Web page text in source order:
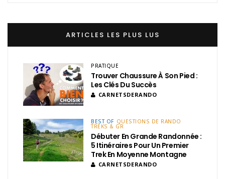
ARTICLES LES PLUS LUS
PRATIQUE
Trouver Chaussure À Son Pied :
Les Clés Du Succès
CARNETSDERANDO
BEST OF QUESTIONS DE RANDO
TREKS & GR
Débuter En Grande Randonnée :
5 Itinéraires Pour Un Premier
Trek En Moyenne Montagne
CARNETSDERANDO